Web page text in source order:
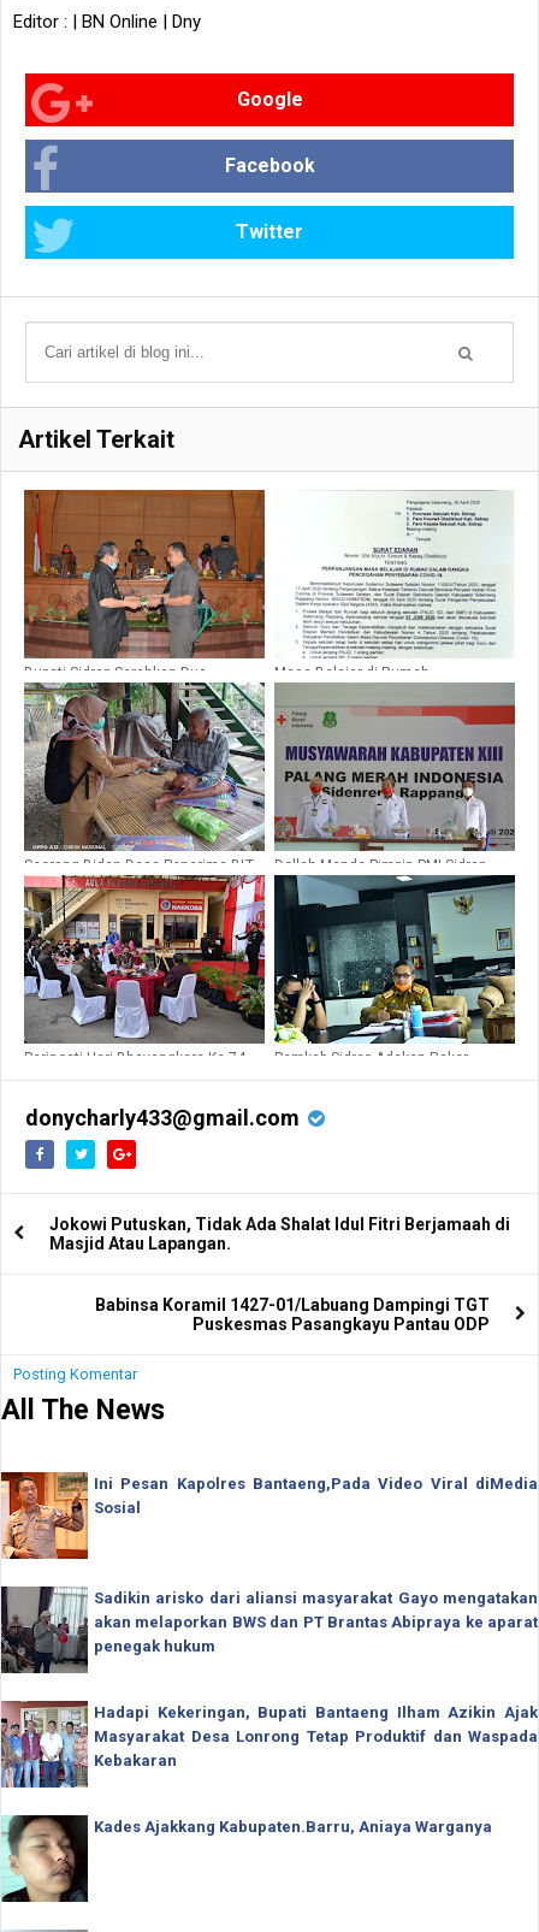
Editor : | BN Online | Dny
Google
Facebook
Twitter
Artikel Terkait
Bupati Sidrap Serahkan Dua
Ranperda Ke DPRD Untuk Dibahas
Lebih Lanjut
Masa Belajar di Rumah
Seorang Bidan Desa Penerima BLT
Berikan Bantuannya Ke Orang Yang
Lebih Berhak Menerima
Dollah Mando Pimpin PMI Sidrap
2020-2025
Peringati Hari Bhayangkara Ke-74,
Pemkab Sidrap Adakan Rakor
donycharly433@gmail.com
Jokowi Putuskan, Tidak Ada Shalat Idul Fitri Berjamaah di
Masjid Atau Lapangan.
Babinsa Koramil 1427-01/Labuang Dampingi TGT
Puskesmas Pasangkayu Pantau ODP
Posting Komentar
All The News
Ini Pesan Kapolres Bantaeng,Pada Video Viral diMedia
Sosial
Sadikin arisko dari aliansi masyarakat Gayo mengatakan
akan melaporkan BWS dan PT Brantas Abipraya ke aparat
penegak hukum
Hadapi Kekeringan, Bupati Bantaeng Ilham Azikin Ajak
Masyarakat Desa Lonrong Tetap Produktif dan Waspada
Kebakaran
Kades Ajakkang Kabupaten.Barru, Aniaya Warganya